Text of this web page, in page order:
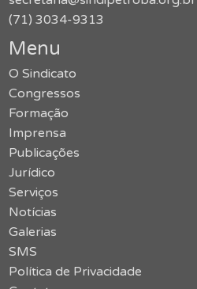
(71) 3034-9313
Menu
O Sindicato
Congressos
Formação
Imprensa
Publicações
Jurídico
Serviços
Notícias
Galerias
SMS
Política de Privacidade